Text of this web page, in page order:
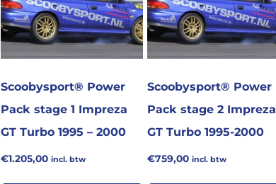
Scoobysport® Power
Pack stage 1 Impreza
GT Turbo 1995 – 2000
€1.205,00 incl. btw
Scoobysport® Power
Pack stage 2 Impreza
GT Turbo 1995-2000
€759,00 incl. btw